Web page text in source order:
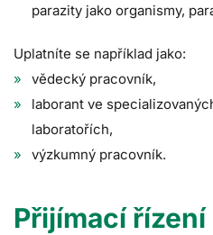
parazity jako organismy,
Uplatníte se například jako:
vědecký pracovník,
laborant ve
laboratořích,
výzkumný pracovník.
Přijímací řízení